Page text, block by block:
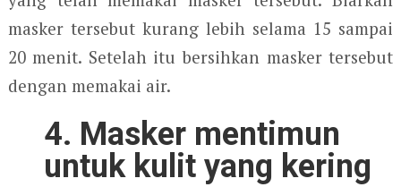
masker tersebut kurang lebih selama 15 sampai
20 menit. Setelah itu bersihkan masker tersebut
dengan memakai air.
4. Masker mentimun
untuk kulit yang kering